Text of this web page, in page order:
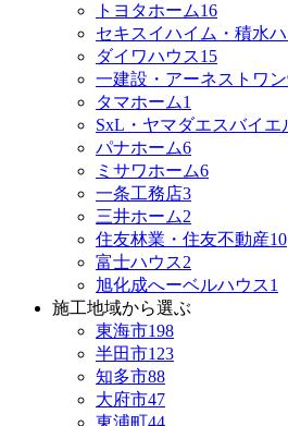
トヨタホーム16
セキスイハイム・積水
ダイワハウス15
一建設・アーネストワン
タマホーム1
SxL・ヤマダエスバイエ
パナホーム6
ミサワホーム6
一条工務店3
三井ホーム2
住友林業・住友不動産10
富士ハウス2
旭化成へーベルハウス1
施工地域から選ぶ
東海市198
半田市123
知多市88
大府市47